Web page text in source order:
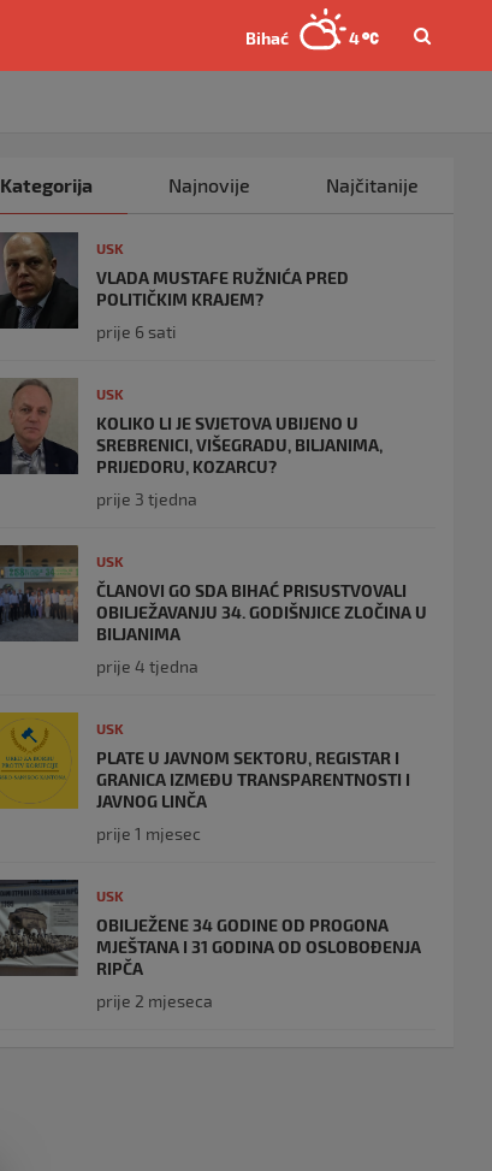
Bihać 4
Kategorija Najnovije Najčitanije
USK
VLADA MUSTAFE RUŽNIĆA PRED
POLITIČKIM KRAJEM?
prije 6 sati
USK
KOLIKO LI JE SVJETOVA UBIJENO U
SREBRENICI, VIŠEGRADU, BILJANIMA,
PRIJEDORU, KOZARCU?
prije 3 tjedna
USK
ČLANOVI GO SDA BIHAĆ PRISUSTVOVALI
OBILJEŽAVANJU 34. GODIŠNJICE ZLOČINA U
BILJANIMA
prije 4 tjedna
USK
PLATE U JAVNOM SEKTORU, REGISTAR I
GRANICA IZMEĐU TRANSPARENTNOSTI I
JAVNOG LINČA
prije 1 mjesec
USK
OBILJEŽENE 34 GODINE OD PROGONA
MJEŠTANA I 31 GODINA OD OSLOBOĐENJA
RIPČA
prije 2 mjeseca